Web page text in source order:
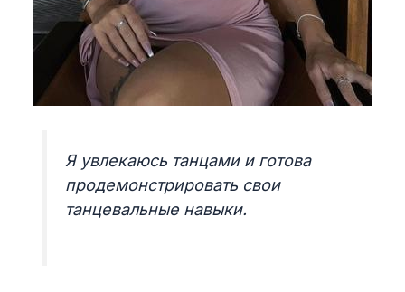
Я увлекаюсь танцами и готова
продемонстрировать свои
танцевальные навыки.